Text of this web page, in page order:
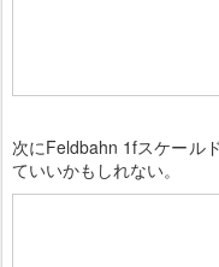
次にFeldbahn 1fスケール
ていいかもしれない。